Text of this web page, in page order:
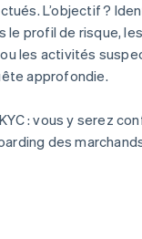
L’objectif ?
le profil de risque,
ou les activités
approfondie.
: vous y serez
des